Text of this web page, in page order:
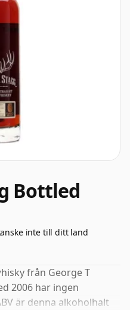
Bottled
inte till ditt land
från George T
2006 har ingen
är denna alkoholhalt